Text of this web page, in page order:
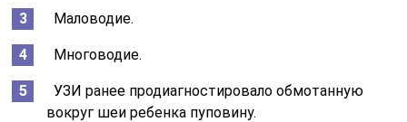
Маловодие.
Многоводие.
УЗИ ранее продиагностировало обмотанную
вокруг шеи ребенка пуповину.